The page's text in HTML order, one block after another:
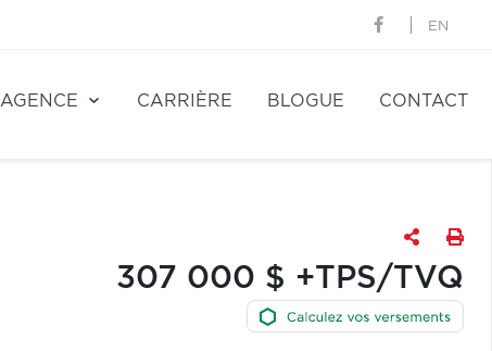
EN
AGENCE CARRIÈRE BLOGUE CONTACT
307 000 $ +TPS/TVQ